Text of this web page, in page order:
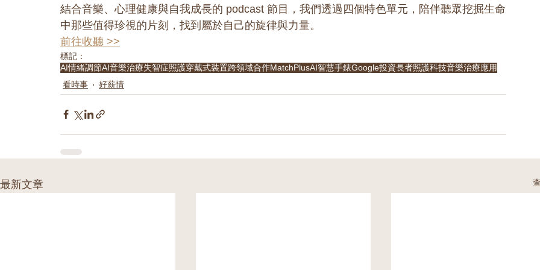
結合音樂、心理健康與自我成長的 podcast 節目，我們透過四個特色單元，陪伴聽眾挖掘生命
中那些值得珍視的片刻，找到屬於自己的旋律與力量。
前往收聽 >>
標記：
AI情緒調節AI音樂治療失智症照護穿戴式裝置跨領域合作MatchPlusAI智慧手錶Google投資長者照護科技音樂治療應用
看時事
好薪情
最新文章